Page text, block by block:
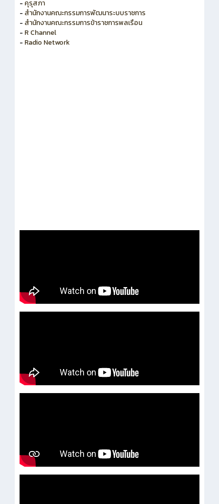
- คุรุสภา
- สำนักงานคณะกรรมการพัฒนาระบบราชการ
- สำนักงานคณะกรรมการข้าราชการพลเรือน
- R Channel
- Radio Network